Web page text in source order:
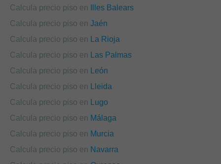
Calcula precio piso en Illes Balears
Calcula precio piso en Jaén
Calcula precio piso en La Rioja
Calcula precio piso en Las Palmas
Calcula precio piso en León
Calcula precio piso en Lleida
Calcula precio piso en Lugo
Calcula precio piso en Málaga
Calcula precio piso en Murcia
Calcula precio piso en Navarra